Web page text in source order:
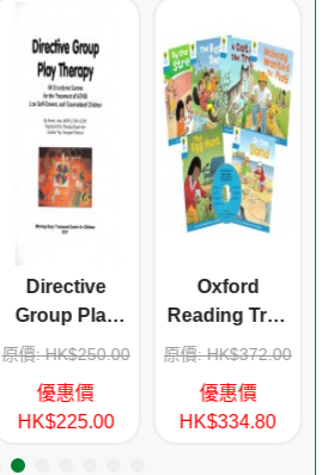
Directive
Group Play
Therapy
原價: HK$250.00
優惠價
HK$225.00
Oxford
Reading Tree
Stage 3
titles+CD)
原價: HK$372.00
優惠價
HK$334.80